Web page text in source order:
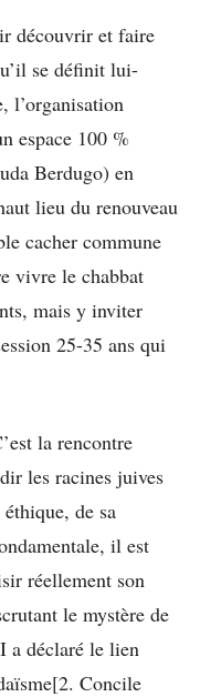
découvrir et faire
se définit lui-
l’organisation
espace 100 %
Berdugo) en
lieu du renouveau
cacher commune
vivre le chabbat
mais y inviter
25-35 ans qui
la rencontre
les racines juives
de sa
il est
réellement son
le mystère de
a déclaré le lien
Concile